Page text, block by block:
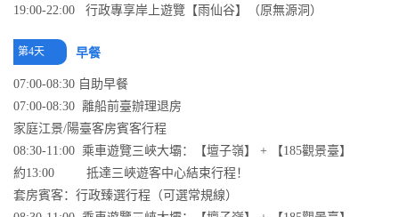
19:00-22:00 行政專享岸上遊覽【雨仙谷】（原無源洞）
第4天 早餐
07:00-08:30 自助早餐
07:00-08:30 離船前臺辦理退房
家庭江景/陽臺客房賓客行程
08:30-11:00 乘車遊覽三峽大壩：【壇子嶺】 + 【185觀景臺】
約13:00 抵達三峽遊客中心結束行程！
套房賓客：行政臻選行程（可選常規線）